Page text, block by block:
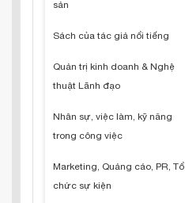
sản
Sách của tác giả nổi tiếng
Quản trị kinh doanh & Nghệ
thuật Lãnh đạo
Nhân sự, việc làm, kỹ năng
trong công việc
Marketing, Quảng cáo, PR, Tổ
chức sự kiện